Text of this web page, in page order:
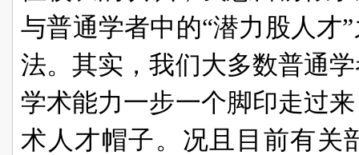
与普通学者中的“潜力股人才
法。其实，我们大多数普通
学术能力一步一个脚印走过
术人才帽子。况且目前有关